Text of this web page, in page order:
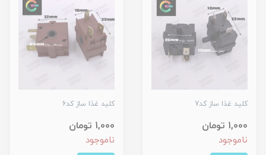
کلید غذا ساز کد7
1,000 تومان
ناموجود
کلید غذا ساز کد6
1,000 تومان
ناموجود